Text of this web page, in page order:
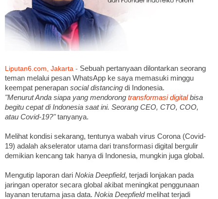
Liputan6.com, Jakarta - Sebuah pertanyaan dilontarkan seorang
teman melalui pesan WhatsApp ke saya memasuki minggu
keempat penerapan social distancing di Indonesia.
"Menurut Anda siapa yang mendorong transformasi digitalbisa
begitu cepat di Indonesia saat ini. Seorang CEO, CTO, COO,
atau Covid-19?"tanyanya.
Melihat kondisi sekarang, tentunya wabah virus Corona (Covid-
19) adalah akselerator utama dari transformasi digital bergulir
demikian kencang tak hanya di Indonesia, mungkin juga global.
Mengutip laporan dari Nokia Deepfield, terjadi lonjakan pada
jaringan operator secara global akibat meningkat penggunaan
layanan terutama jasa data. Nokia Deepfieldmelihat terjadi